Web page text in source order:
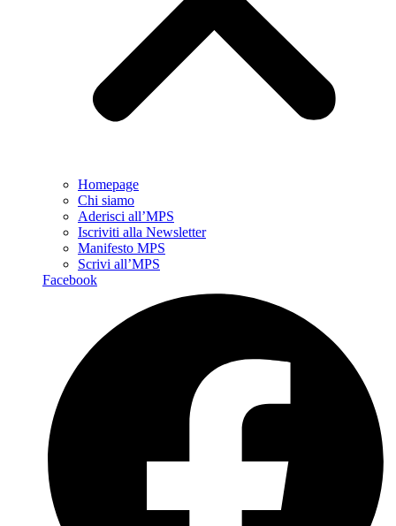
Homepage
Chi siamo
Aderisci all’MPS
Iscriviti alla Newsletter
Manifesto MPS
Scrivi all’MPS
Facebook